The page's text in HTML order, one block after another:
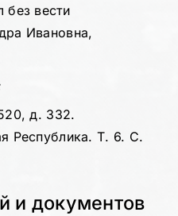
без вести
Ивановна,
д. 332.
Республика. Т. 6. С.
и документов